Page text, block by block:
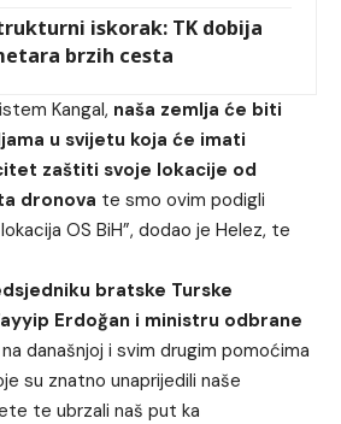
iskorak: TK dobija
brzih cesta
Kangal, naša zemlja će biti
u svijetu koja će imati
zaštiti svoje lokacije od
dronova te smo ovim podigli
OS BiH”, dodao je Helez, te
bratske Turske
Erdoğan i ministru odbrane
na današnjoj i svim drugim pomoćima
su znatno unaprijedili naše
te ubrzali naš put ka